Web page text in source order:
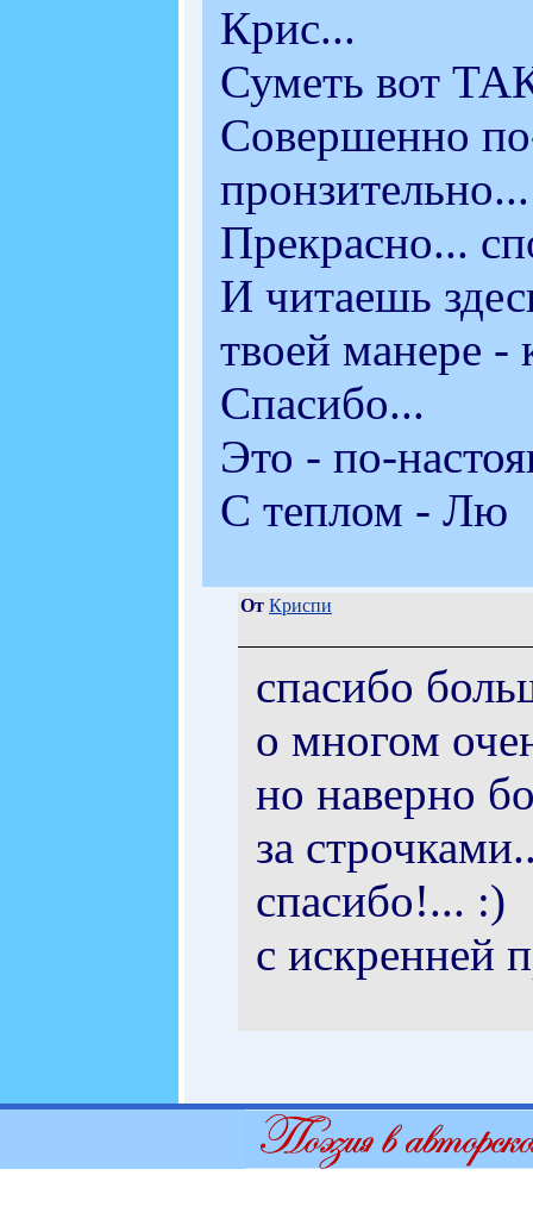
Крис...
Суметь вот
Совершенно
пронзительно...
Прекрасно...
И читаешь
твоей манере -
Спасибо...
Это - по-
С теплом - Лю
От Криспи
спасибо
о многом
но наверно
за
спасибо!... :)
с искренней